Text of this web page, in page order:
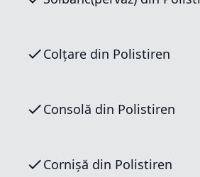
Colțare din Polistiren
Consolă din Polistiren
Cornișă din Polistiren